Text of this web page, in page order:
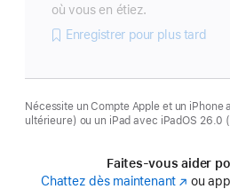
où vous en étiez.
Enregistrer pour plus tard
Nécessite un Compte Apple et un iPhone
ultérieure) ou un iPad avec iPadOS 26.0
Faites-vous aider
Chattez dès maintenant (s’ouvre
ou